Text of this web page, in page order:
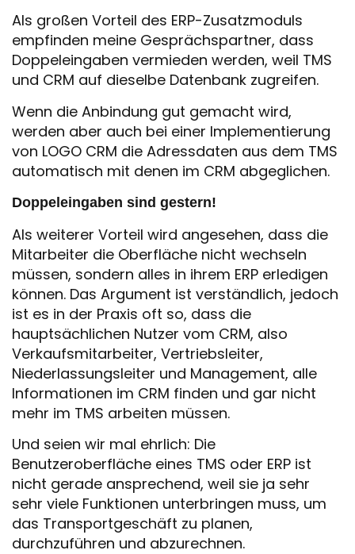
Als großen Vorteil des ERP-Zusatzmoduls
empfinden meine Gesprächspartner, dass
Doppeleingaben vermieden werden, weil TMS
und CRM auf dieselbe Datenbank zugreifen.
Wenn die Anbindung gut gemacht wird,
werden aber auch bei einer Implementierung
von LOGO CRM die Adressdaten aus dem TMS
automatisch mit denen im CRM abgeglichen.
Doppeleingaben sind gestern!
Als weiterer Vorteil wird angesehen, dass die
Mitarbeiter die Oberfläche nicht wechseln
müssen, sondern alles in ihrem ERP erledigen
können. Das Argument ist verständlich, jedoch
ist es in der Praxis oft so, dass die
hauptsächlichen Nutzer vom CRM, also
Verkaufsmitarbeiter, Vertriebsleiter,
Niederlassungsleiter und Management, alle
Informationen im CRM finden und gar nicht
mehr im TMS arbeiten müssen.
Und seien wir mal ehrlich: Die
Benutzeroberfläche eines TMS oder ERP ist
nicht gerade ansprechend, weil sie ja sehr
sehr viele Funktionen unterbringen muss, um
das Transportgeschäft zu planen,
durchzuführen und abzurechnen.